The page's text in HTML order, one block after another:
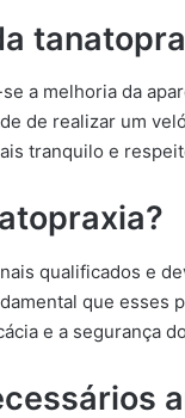
a melhoria da
de realizar um
tranquilo e
qualificados e
que esses
e a segurança